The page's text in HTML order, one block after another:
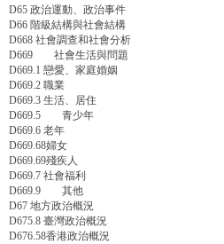
D65 政治運動、政治事件
D66 階級結構與社會結構
D668 社會調查和社會分析
D669 社會生活與問題
D669.1 戀愛、家庭婚姻
D669.2 職業
D669.3 生活、居住
D669.5 青少年
D669.6 老年
D669.68婦女
D669.69殘疾人
D669.7 社會福利
D669.9 其他
D67 地方政治概況
D675.8 臺灣政治概況
D676.58香港政治概況